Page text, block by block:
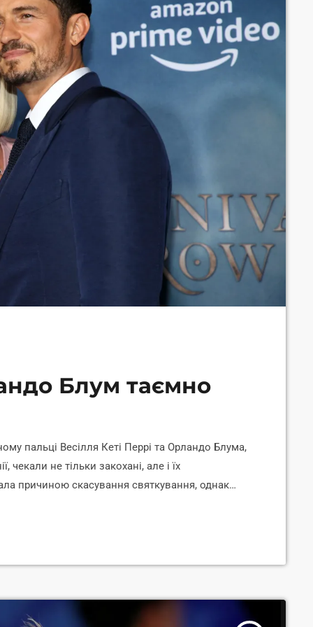
Блум таємно
пальці Весілля Кеті Перрі та Орландо Блума,
чекали не тільки закохані, але і їх
причиною скасування святкування, однак
У серпні минулого року пара стала батьками